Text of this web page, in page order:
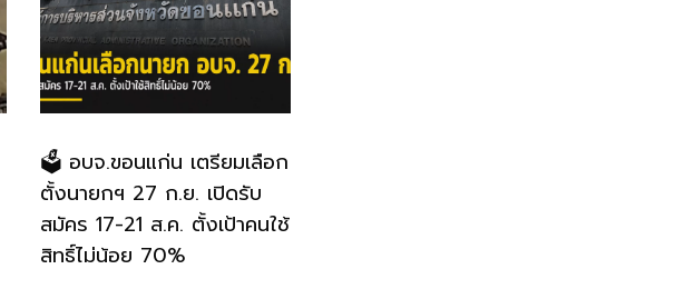
🗳️ อบจ.ขอนแก่น เตรียมเลือก
ตั้งนายกฯ 27 ก.ย. เปิดรับ
สมัคร 17-21 ส.ค. ตั้งเป้าคนใช้
สิทธิ์ไม่น้อย 70%